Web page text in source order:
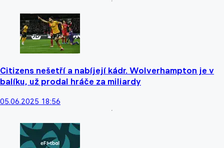
Citizens nešetří a nabíjejí kádr. Wolverhampton je v
balíku, už prodal hráče za miliardy
05.06.2025 18:56